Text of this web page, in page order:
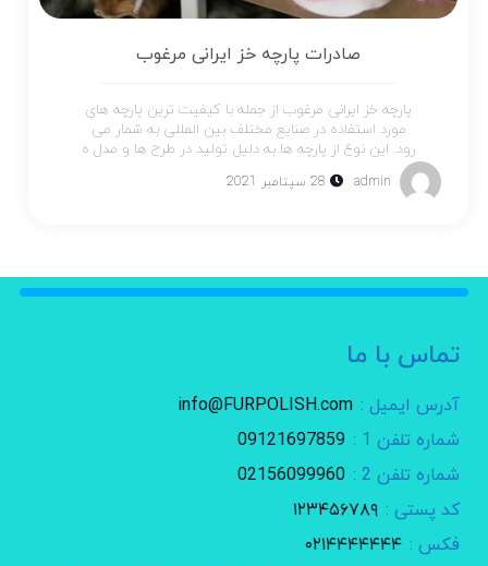
صادرات پارچه خز ایرانی مرغوب
پارچه خز ایرانی مرغوب از جمله با کیفیت ترین پارچه های
مورد استفاده در صنایع مختلف بین المللی به شمار می
رود. این نوع از پارچه ها به دلیل تولید در طرح ها و مدل ه
admin 28 سپتامبر 2021
تماس با ما
آدرس ایمیل : info@FURPOLISH.com
شماره تلفن 1 :
09121697859
شماره تلفن 2 :
02156099960
کد پستی : ۱۲۳۴۵۶۷۸۹
فکس : ۰۲۱۴۴۴۴۴۴۴